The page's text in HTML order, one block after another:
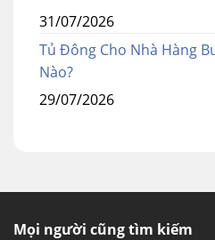
31/07/2026
Tủ Đông Cho Nhà Hàng
Nào?
29/07/2026
Mọi người cũng tìm kiếm